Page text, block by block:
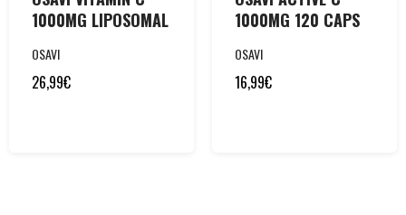
1000MG LIPOSOMAL
OSAVI
26,99€
1000MG 120 CAPS
OSAVI
16,99€